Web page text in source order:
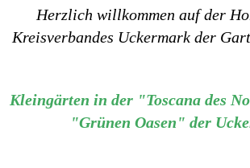
Herzlich willkommen auf der
Kreisverbandes Uckermark der
Kleingärten in der "Toscana des
"Grünen Oasen" der